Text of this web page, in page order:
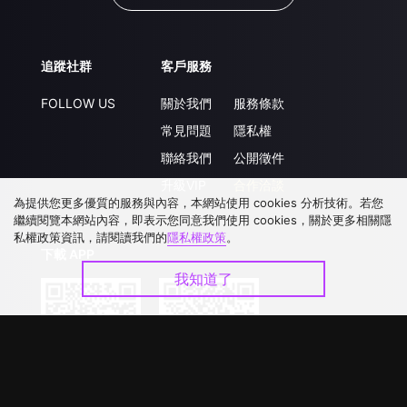
追蹤社群
FOLLOW US
客戶服務
關於我們
常見問題
聯絡我們
服務條款
隱私權
公開徵件
為提供您更多優質的服務與內容，本網站使用 cookies 分析技術。若您
繼續閱覽本網站內容，即表示您同意我們使用 cookies，關於更多相關隱
私權政策資訊，請閱讀我們的隱私權政策。
我知道了